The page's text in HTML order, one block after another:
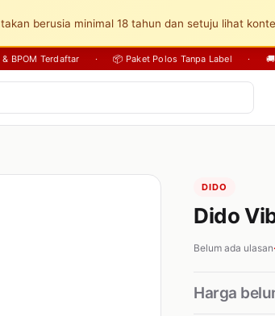
berusia minimal 18 tahun dan setuju lihat
BPOM Terdaftar · 📦 Paket Polos Tanpa Label ·
DIDO
Dido
Belum ada ulasan
Harga